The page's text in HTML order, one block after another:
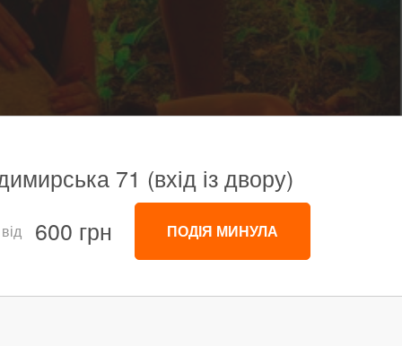
71 (вхід із двору)
600 грн ПОДІЯ МИНУЛА